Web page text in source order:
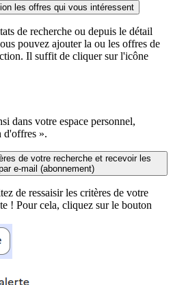
les offres qui vous intéressent
de recherche ou depuis le détail
pouvez ajouter la ou les offres de
Il suffit de cliquer sur l'icône
dans votre espace personnel,
d'offres ».
de votre recherche et recevoir les
e-mail (abonnement)
de ressaisir les critères de votre
! Pour cela, cliquez sur le bouton